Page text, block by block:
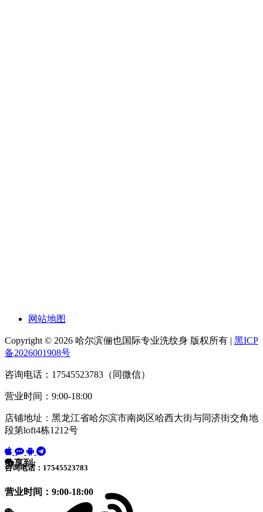
网站地图
Copyright © 2026 哈尔滨俪也国际专业洗纹身 版权所有 | 黑ICP
备2026001908号
咨询电话：17545523783（同微信）
营业时间：9:00-18:00
店铺地址：黑龙江省哈尔滨市南岗区哈西大街与同济街交角地
段第loft4栋1212号
咨询电话：17545523783
营业时间：9:00-18:00
分享到: